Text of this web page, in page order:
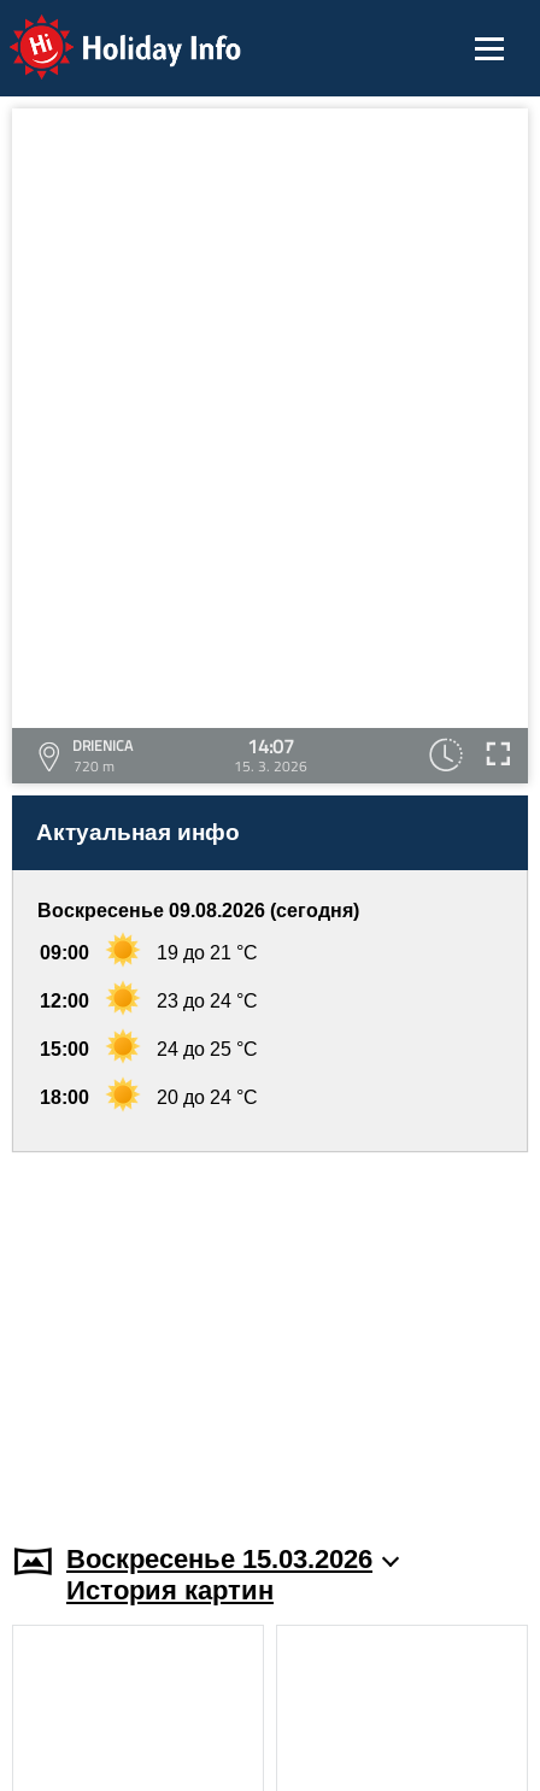
Holiday Info
DRIENICA
720 m
14:07
15. 3. 2026
Актуальная инфо
Воскресенье 09.08.2026 (сегодня)
09:00 19 до 21 °C
12:00 23 до 24 °C
15:00 24 до 25 °C
18:00 20 до 24 °C
Воскресенье 15.03.2026
История картин